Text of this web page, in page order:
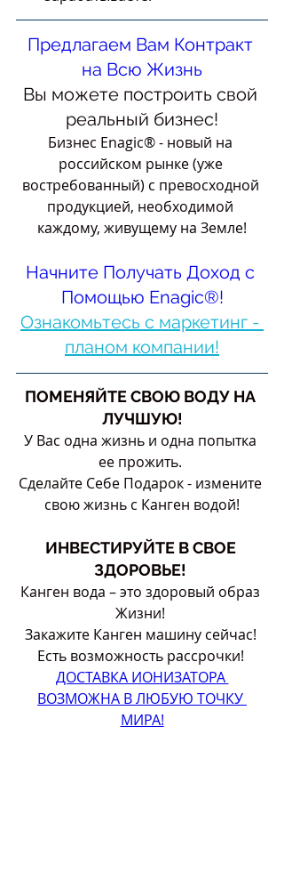
Предлагаем Вам Контракт
на Всю Жизнь
Вы можете построить свой
реальный бизнес!
Бизнес Enagic® - новый на
российском рынке (уже
востребованный) с превосходной
продукцией, необходимой
каждому, живущему на Земле!
Начните Получать Доход с
Помощью Enagic®!
Ознакомьтесь с маркетинг -
планом компании!
ПОМЕНЯЙТЕ СВОЮ ВОДУ НА
ЛУЧШУЮ!
У Вас одна жизнь и одна попытка
ее прожить.
Сделайте Себе Подарок - измените
свою жизнь с Канген водой!
ИНВЕСТИРУЙТЕ В СВОЕ
ЗДОРОВЬЕ!
Канген вода – это здоровый образ
Жизни!
Закажите Канген машину сейчас!
Есть возможность рассрочки!
ДОСТАВКА ИОНИЗАТОРА
ВОЗМОЖНА В ЛЮБУЮ ТОЧКУ
МИРА!